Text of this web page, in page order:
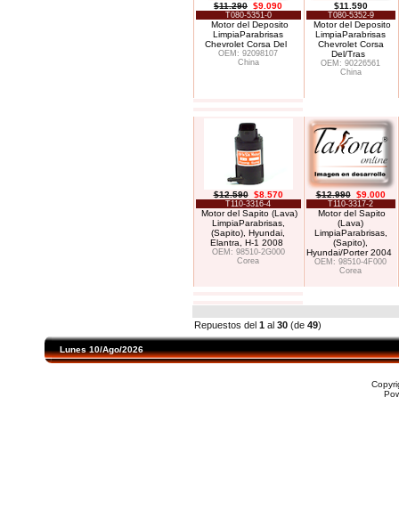
$11.290 $9.090
T080-5351-0
Motor del Deposito
LimpiaParabrisas
Chevrolet Corsa Del
OEM: 92098107
China
$11.590
T080-5352-9
Motor del Deposito
LimpiaParabrisas
Chevrolet Corsa
Del/Tras
OEM: 90226561
China
$12.590 $8.570
T110-3316-4
Motor del Sapito (Lava)
LimpiaParabrisas,
(Sapito), Hyundai,
Elantra, H-1 2008
OEM: 98510-2G000
Corea
$12.990 $9.000
T110-3317-2
Motor del Sapito
(Lava)
LimpiaParabrisas,
(Sapito),
Hyundai/Porter 2004
OEM: 98510-4F000
Corea
Repuestos del 1al 30(de 49)
Lunes 10/Ago/2026